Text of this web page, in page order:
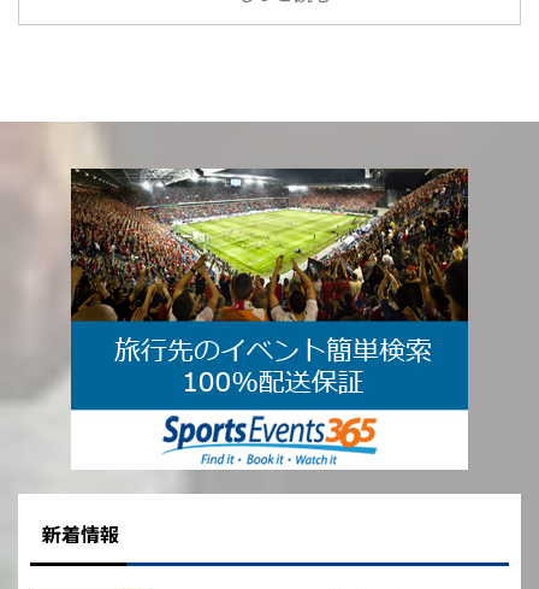
l'Ouest（アンジェSCO） 創設年
1919年 愛称 ラ・SCO チームカラ
ー 白と黒 ホームタウン アンジェ
（フランス） 公 ...
新着情報